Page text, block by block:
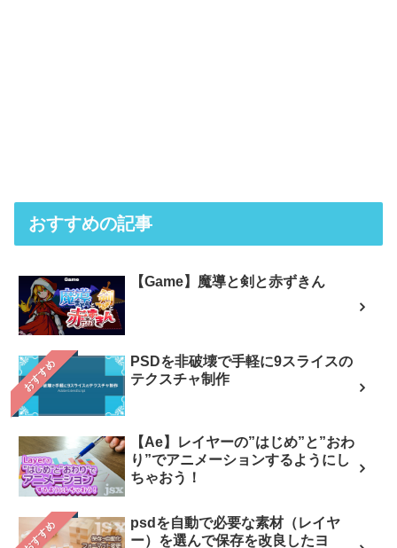
おすすめの記事
【Game】魔導と剣と赤ずきん
おすすめ
PSDを非破壊で手軽に9スライスの
テクスチャ制作
【Ae】レイヤーの”はじめ”と”おわ
り”でアニメーションするようにし
ちゃおう！
おすすめ
psdを自動で必要な素材（レイヤ
ー）を選んで保存を改良したヨ